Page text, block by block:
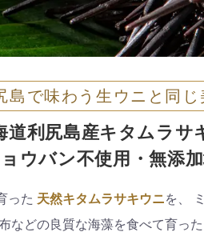
島で味わう生ウニと同じ
道利尻島産キタムラサ
ョウバン不使用・無添
った 天然キタムラサキウニを、
などの良質な海藻を食べて育っ